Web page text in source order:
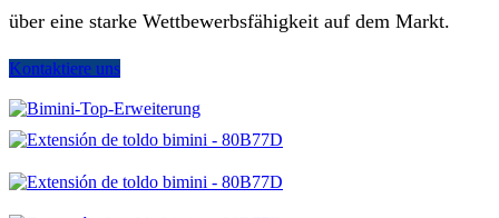
über eine starke Wettbewerbsfähigkeit auf dem Markt.
Kontaktiere uns